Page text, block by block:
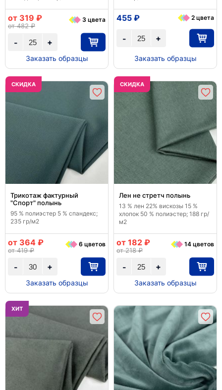
+
-
от 319 ₽
от 482 ₽
3 цвета
Заказать образцы
+
-
455 ₽ 2 цвета
Заказать образцы
CКИДКА
Трикотаж фактурный
"Спорт" полынь
95 % полиэстер 5 % спандекс;
235 гр/м2
+
-
от 364 ₽
от 419 ₽
6 цветов
Заказать образцы
CКИДКА
Лен не стретч полынь
13 % лен 22% вискозы 15 %
хлопок 50 % полиэстер; 188 гр/
м2
+
-
от 182 ₽
от 218 ₽
14 цветов
Заказать образцы
ХИТ